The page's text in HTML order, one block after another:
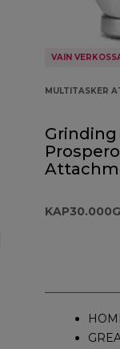
VAIN
MULTITASKER
Grinding